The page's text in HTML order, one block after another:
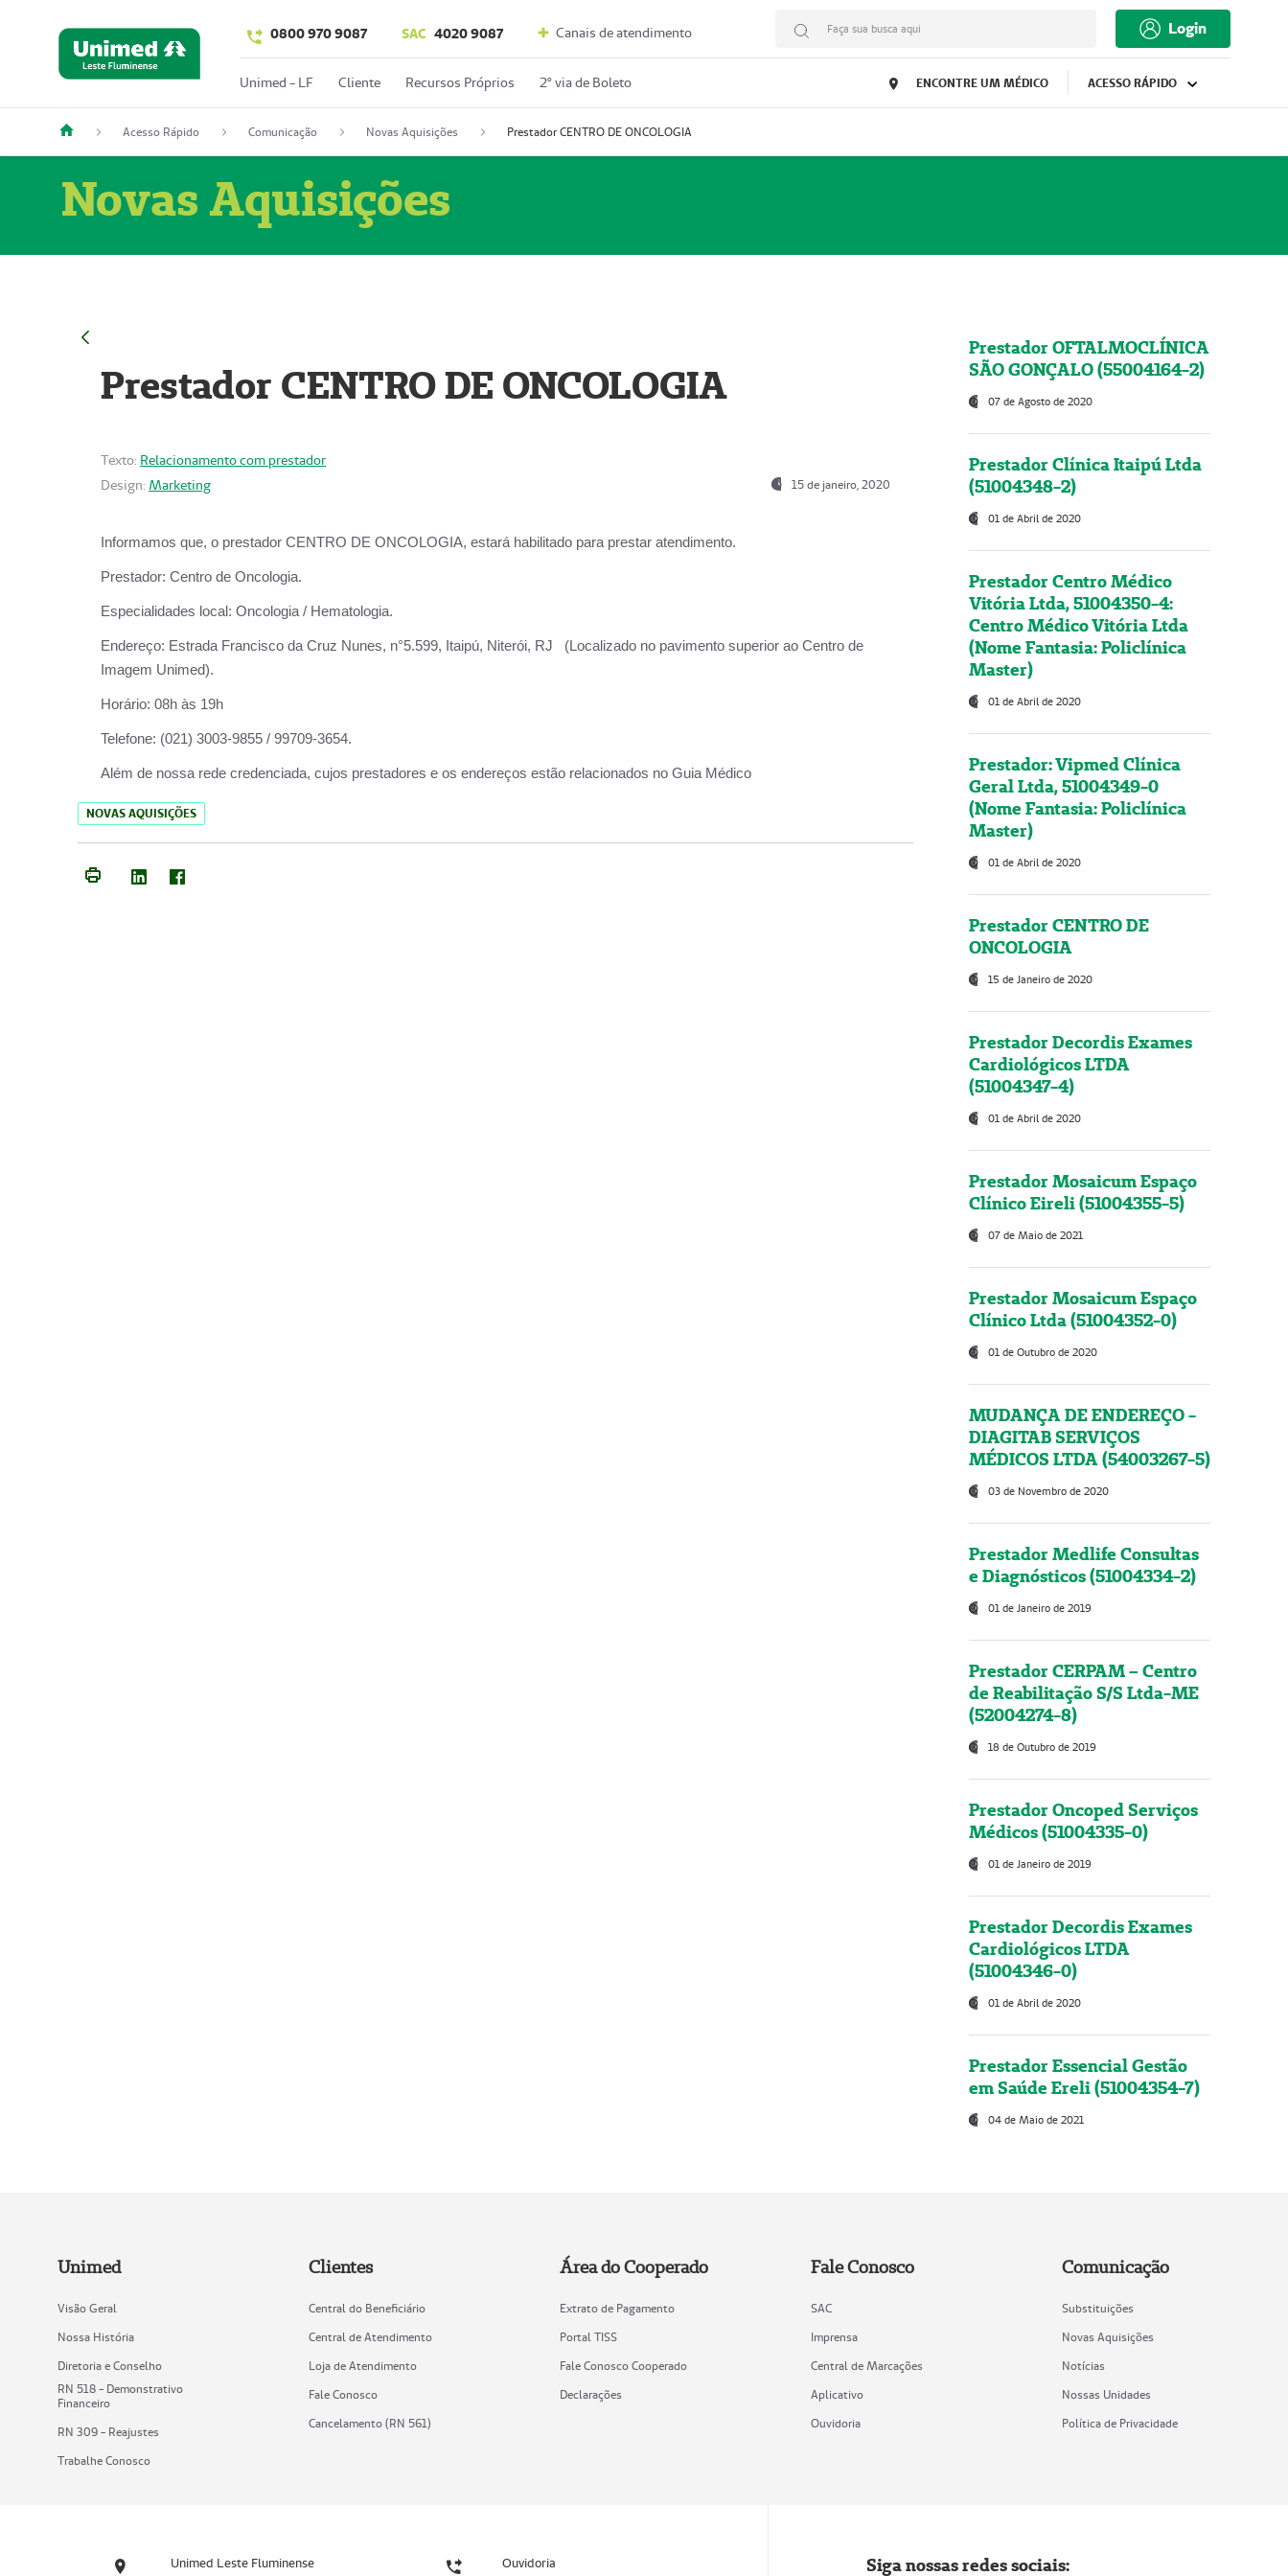
0800 970 9087 SAC 4020 9087 Canais de atendimento Faça sua busca aqui Login
Unimed - LF Cliente Recursos Próprios 2º via de Boleto ENCONTRE UM MÉDICO ACESSO RÁPIDO
Acesso Rápido Comunicação Novas Aquisições Prestador CENTRO DE ONCOLOGIA
Novas Aquisições
Prestador CENTRO DE ONCOLOGIA
Texto: Relacionamento com prestador
Design: Marketing 15 de janeiro, 2020
Informamos que, o prestador CENTRO DE ONCOLOGIA, estará habilitado para prestar atendimento.
Prestador: Centro de Oncologia.
Especialidades local: Oncologia / Hematologia.
Endereço: Estrada Francisco da Cruz Nunes, n°5.599, Itaipú, Niterói, RJ (Localizado no pavimento superior ao Centro de
Imagem Unimed).
Horário: 08h às 19h
Telefone: (021) 3003-9855 / 99709-3654.
Além de nossa rede credenciada, cujos prestadores e os endereços estão relacionados no Guia Médico
NOVAS AQUISIÇÕES
Prestador OFTALMOCLÍNICA
SÃO GONÇALO (55004164-2)
07 de Agosto de 2020
Prestador Clínica Itaipú Ltda
(51004348-2)
01 de Abril de 2020
Prestador Centro Médico
Vitória Ltda, 51004350-4:
Centro Médico Vitória Ltda
(Nome Fantasia: Policlínica
Master)
01 de Abril de 2020
Prestador: Vipmed Clínica
Geral Ltda, 51004349-0
(Nome Fantasia: Policlínica
Master)
01 de Abril de 2020
Prestador CENTRO DE
ONCOLOGIA
15 de Janeiro de 2020
Prestador Decordis Exames
Cardiológicos LTDA
(51004347-4)
01 de Abril de 2020
Prestador Mosaicum Espaço
Clínico Eireli (51004355-5)
07 de Maio de 2021
Prestador Mosaicum Espaço
Clínico Ltda (51004352-0)
01 de Outubro de 2020
MUDANÇA DE ENDEREÇO -
DIAGITAB SERVIÇOS
MÉDICOS LTDA (54003267-5)
03 de Novembro de 2020
Prestador Medlife Consultas
e Diagnósticos (51004334-2)
01 de Janeiro de 2019
Prestador CERPAM – Centro
de Reabilitação S/S Ltda-ME
(52004274-8)
18 de Outubro de 2019
Prestador Oncoped Serviços
Médicos (51004335-0)
01 de Janeiro de 2019
Prestador Decordis Exames
Cardiológicos LTDA
(51004346-0)
01 de Abril de 2020
Prestador Essencial Gestão
em Saúde Ereli (51004354-7)
04 de Maio de 2021
Unimed
Visão Geral
Nossa História
Diretoria e Conselho
RN 518 - Demonstrativo
Financeiro
RN 309 - Reajustes
Trabalhe Conosco
Clientes
Central do Beneficiário
Central de Atendimento
Loja de Atendimento
Fale Conosco
Cancelamento (RN 561)
Área do Cooperado
Extrato de Pagamento
Portal TISS
Fale Conosco Cooperado
Declarações
Fale Conosco
SAC
Imprensa
Central de Marcações
Aplicativo
Ouvidoria
Comunicação
Substituições
Novas Aquisições
Notícias
Nossas Unidades
Política de Privacidade
Unimed Leste Fluminense Ouvidoria Siga nossas redes sociais: